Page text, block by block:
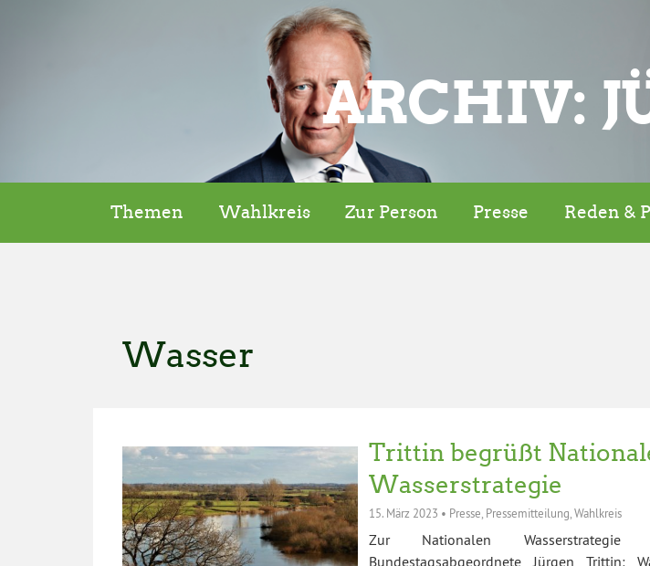
ARCHIV:
Themen Wahlkreis Zur Person Presse Reden &
Wasser
Trittin begrüßt
Wasserstrategie
15. März 2023 • Presse, Pressemitteilung,Wahlkreis
Zur Nationalen
Bundestagsabgeordnete Jürgen Trittin: